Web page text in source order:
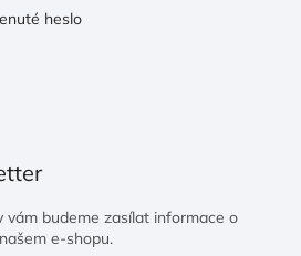
heslo
vám budeme zasílat informace o
e-shopu.